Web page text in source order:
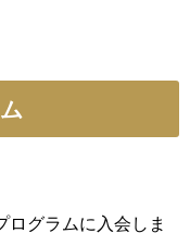
ログラムに入会しま